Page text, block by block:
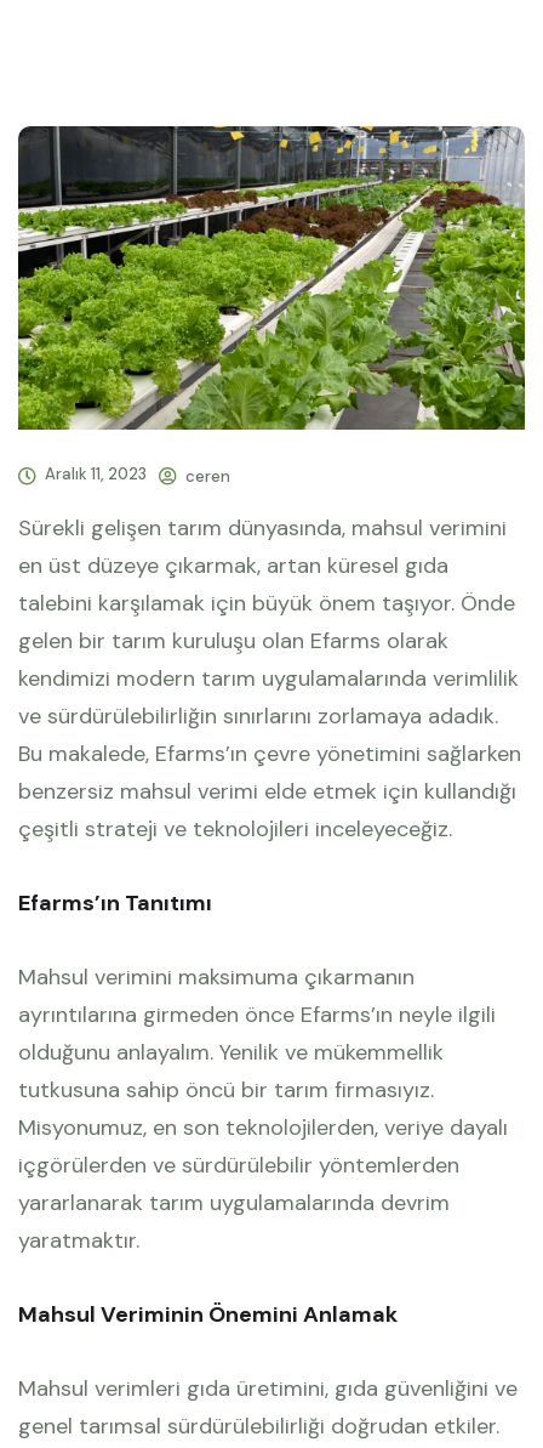
Aralık 11, 2023 ceren
Sürekli gelişen tarım dünyasında, mahsul verimini
en üst düzeye çıkarmak, artan küresel gıda
talebini karşılamak için büyük önem taşıyor. Önde
gelen bir tarım kuruluşu olan Efarms olarak
kendimizi modern tarım uygulamalarında verimlilik
ve sürdürülebilirliğin sınırlarını zorlamaya adadık.
Bu makalede, Efarms’ın çevre yönetimini sağlarken
benzersiz mahsul verimi elde etmek için kullandığı
çeşitli strateji ve teknolojileri inceleyeceğiz.
Efarms’ın Tanıtımı
Mahsul verimini maksimuma çıkarmanın
ayrıntılarına girmeden önce Efarms’ın neyle ilgili
olduğunu anlayalım. Yenilik ve mükemmellik
tutkusuna sahip öncü bir tarım firmasıyız.
Misyonumuz, en son teknolojilerden, veriye dayalı
içgörülerden ve sürdürülebilir yöntemlerden
yararlanarak tarım uygulamalarında devrim
yaratmaktır.
Mahsul Veriminin Önemini Anlamak
Mahsul verimleri gıda üretimini, gıda güvenliğini ve
genel tarımsal sürdürülebilirliği doğrudan etkiler.